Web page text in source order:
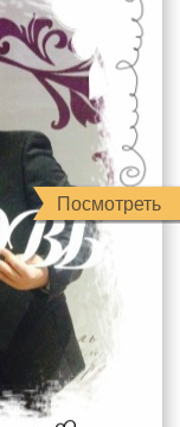
Посмотреть